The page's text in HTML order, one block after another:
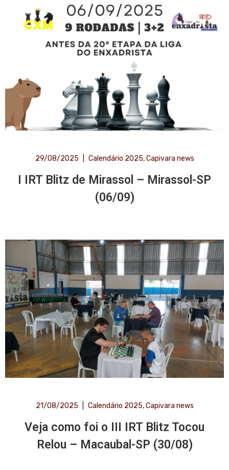
29/08/2025 Calendário 2025,Capivara news
I IRT Blitz de Mirassol – Mirassol-SP
(06/09)
21/08/2025 Calendário 2025,Capivara news
Veja como foi o III IRT Blitz Tocou
Relou – Macaubal-SP (30/08)